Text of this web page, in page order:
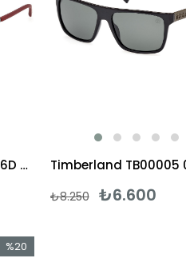
Timberland TB00039 06D Güneş Gözlüğü
₺6.600
₺8.250
%20